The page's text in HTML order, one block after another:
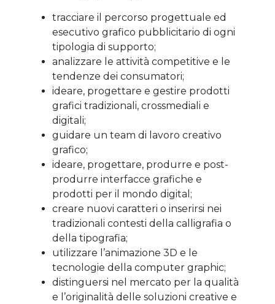
tracciare il percorso progettuale ed
esecutivo grafico pubblicitario di ogni
tipologia di supporto;
analizzare le attività competitive e le
tendenze dei consumatori;
ideare, progettare e gestire prodotti
grafici tradizionali, crossmediali e
digitali;
guidare un team di lavoro creativo
grafico;
ideare, progettare, produrre e post-
produrre interfacce grafiche e
prodotti per il mondo digital;
creare nuovi caratteri o inserirsi nei
tradizionali contesti della calligrafia o
della tipografia;
utilizzare l’animazione 3D e le
tecnologie della computer graphic;
distinguersi nel mercato per la qualità
e l’originalità delle soluzioni creative e